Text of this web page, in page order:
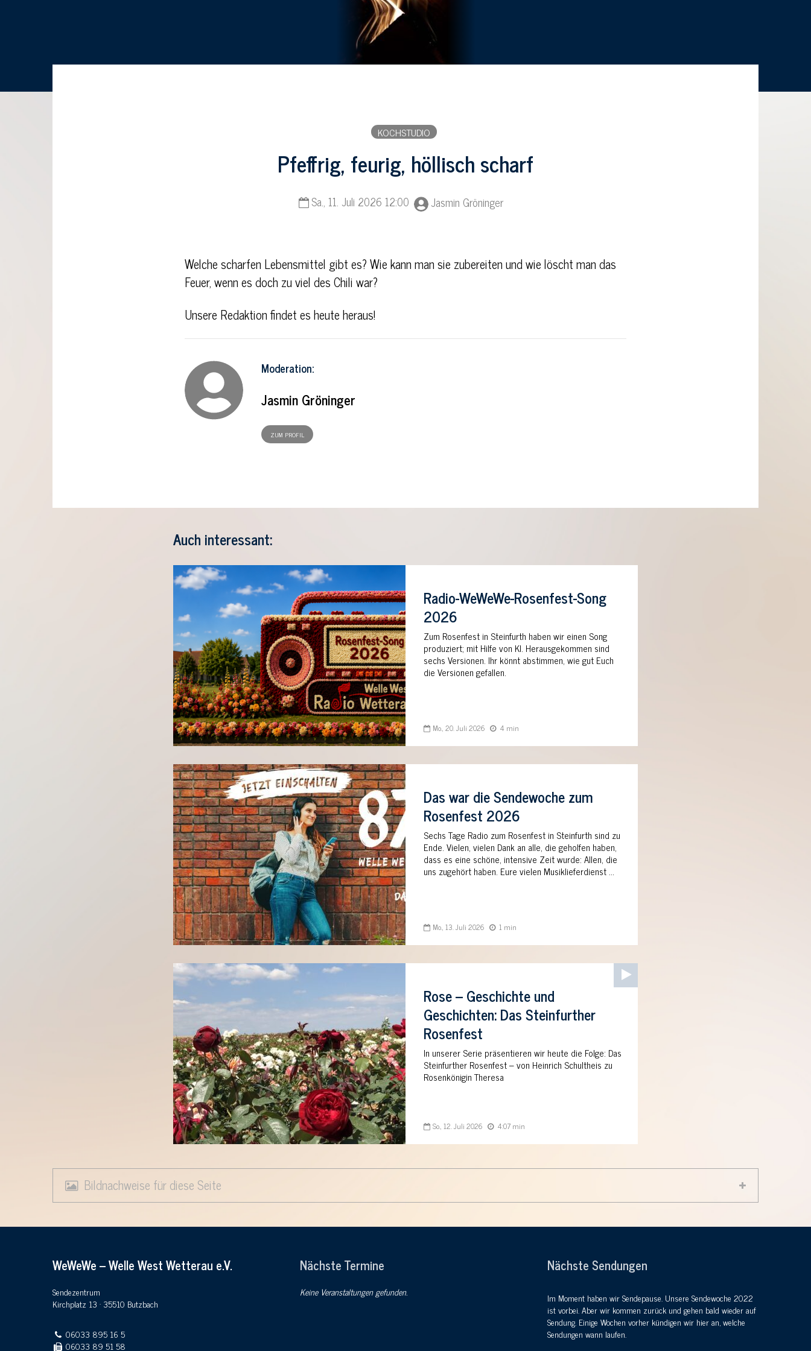
KOCHSTUDIO
Pfeffrig, feurig, höllisch scharf
Sa., 11. Juli 2026 12:00 Jasmin Gröninger
Welche scharfen Lebensmittel gibt es? Wie kann man sie zubereiten und wie löscht man das
Feuer, wenn es doch zu viel des Chili war?
Unsere Redaktion findet es heute heraus!
Moderation:
Jasmin Gröninger
ZUM PROFIL
Auch interessant:
Radio-WeWeWe-Rosenfest-Song
2026
Zum Rosenfest in Steinfurth haben wir einen Song
produziert; mit Hilfe von KI. Herausgekommen sind
sechs Versionen. Ihr könnt abstimmen, wie gut Euch
die Versionen gefallen.
Mo., 20. Juli 2026 4 min
Das war die Sendewoche zum
Rosenfest 2026
Sechs Tage Radio zum Rosenfest in Steinfurth sind zu
Ende. Vielen, vielen Dank an alle, die geholfen haben,
dass es eine schöne, intensive Zeit wurde: Allen, die
uns zugehört haben. Eure vielen Musiklieferdienst …
Mo., 13. Juli 2026 1 min
Audio-
Player
Rose – Geschichte und
Geschichten: Das Steinfurther
Rosenfest
In unserer Serie präsentieren wir heute die Folge: Das
Steinfurther Rosenfest – von Heinrich Schultheis zu
Rosenkönigin Theresa
So., 12. Juli 2026 4:07 min
Bildnachweise für diese Seite
WeWeWe – Welle West Wetterau e.V.
Sendezentrum
Kirchplatz 13 · 35510 Butzbach
06033 895 16 5
06033 89 51 58
Nächste Termine
Keine Veranstaltungen gefunden.
Nächste Sendungen
Im Moment haben wir Sendepause. Unsere Sendewoche 2022
ist vorbei. Aber wir kommen zurück und gehen bald wieder auf
Sendung. Einige Wochen vorher kündigen wir hier an, welche
Sendungen wann laufen.